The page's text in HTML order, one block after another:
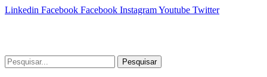
Linkedin Facebook Facebook InstagramYoutube Twitter
Pesquisar